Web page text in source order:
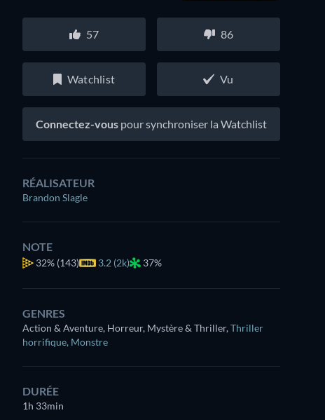
57 86
Watchlist Vu
Connectez-vous pour synchroniser la Watchlist
RÉALISATEUR
Brandon Slagle
NOTE
32% (143) 3.2 (2k) 37%
GENRES
Action & Aventure, Horreur, Mystère & Thriller,Thriller
horrifique, Monstre
DURÉE
1h 33min